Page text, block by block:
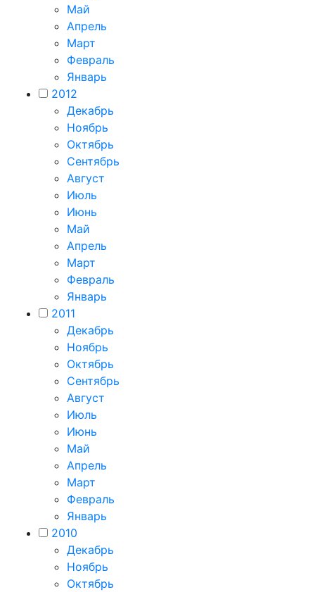
Май
Апрель
Март
Февраль
Январь
2012
Декабрь
Ноябрь
Октябрь
Сентябрь
Август
Июль
Июнь
Май
Апрель
Март
Февраль
Январь
2011
Декабрь
Ноябрь
Октябрь
Сентябрь
Август
Июль
Июнь
Май
Апрель
Март
Февраль
Январь
2010
Декабрь
Ноябрь
Октябрь